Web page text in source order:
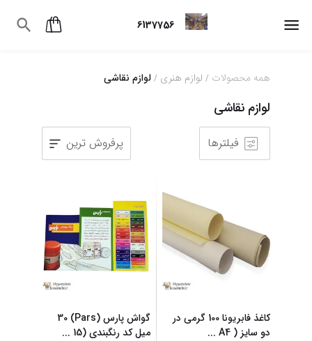
6137756
همه محصولات / لوازم هنری / لوازم نقاشی
لوازم نقاشی
فیلترها پرفروش ترین
کاغذ فابریونا 100 گرمی در
دو سایز ( A4
...
گواش پارس (Pars) 30
میل کد رنگبندی (15
...